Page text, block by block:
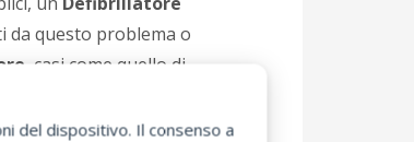
del dispositivo. Il consenso a
da questo problema o
, casi come quello di